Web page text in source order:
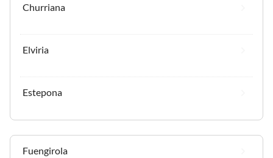
Churriana
Elviria
Estepona
Fuengirola